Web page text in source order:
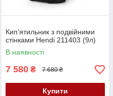
Кип’ятильник з подвійними
стінками Hendi 211403 (9л)
В наявності
7 580 ₴ 7 680 ₴
Купити